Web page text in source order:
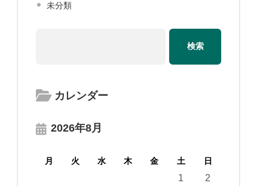
未分類
カレンダー
2026年8月
月 火 水 木 金 土 日
1
2